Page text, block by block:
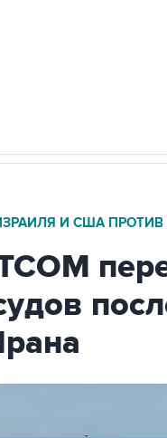
И США ПРОТИВ